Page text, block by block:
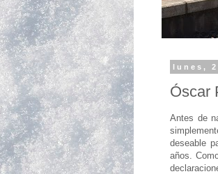
lunes,
Óscar
Antes de
deseable
años.